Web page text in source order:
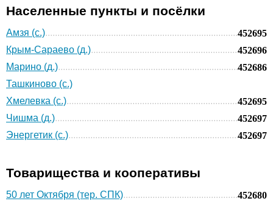
Населенные пункты и посёлки
Амзя (с.)
452695
Крым-Сараево (д.)
452696
Марино (д.)
452686
Ташкиново (с.)
Хмелевка (с.)
452695
Чишма (д.)
452697
Энергетик (с.)
452697
Товарищества и кооперативы
50 лет Октября (тер. СПК)
452680